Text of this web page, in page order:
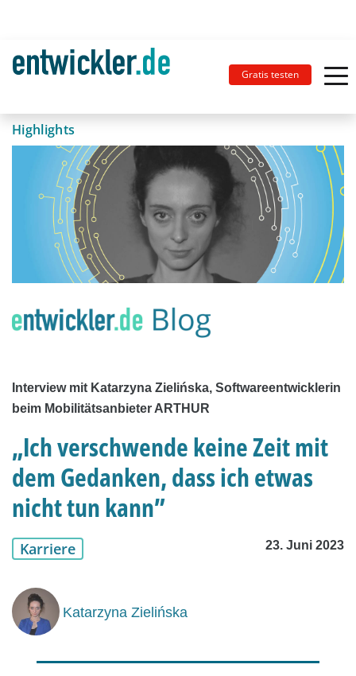
Gratis testen
Highlights
Interview mit Katarzyna Zielińska, Softwareentwicklerin
beim Mobilitätsanbieter ARTHUR
„Ich verschwende keine Zeit mit
dem Gedanken, dass ich etwas
nicht tun kann”
Karriere 23. Juni 2023
Katarzyna Zielińska